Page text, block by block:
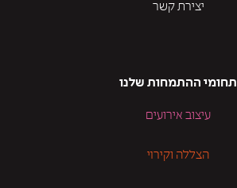
יצירת קשר
תחומי ההתמחות שלנו
עיצוב אירועים
הצללה וקירוי